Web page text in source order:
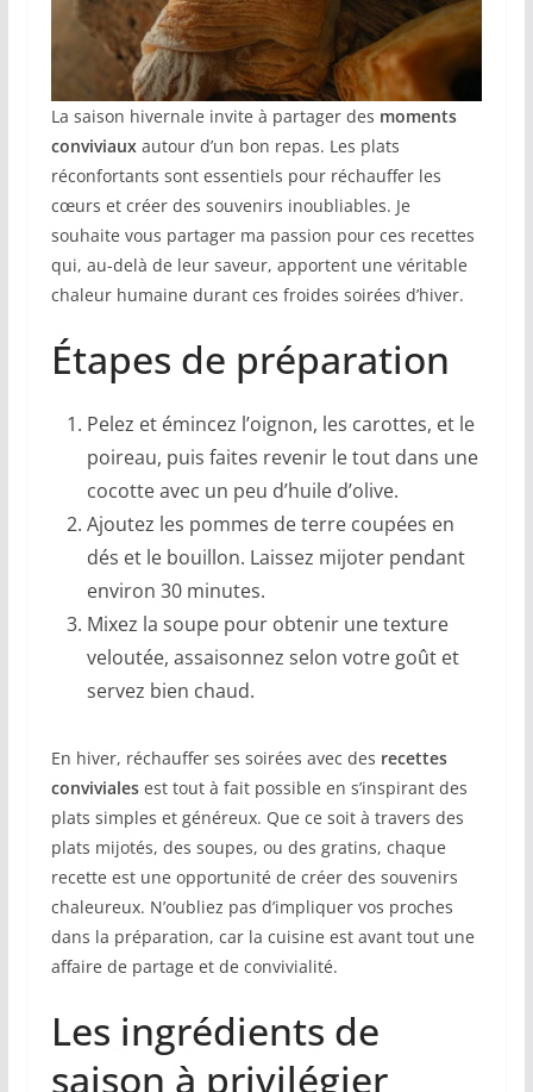
La saison hivernale invite à partager des moments
conviviauxautour d’un bon repas. Les plats
réconfortants sont essentiels pour réchauffer les
cœurs et créer des souvenirs inoubliables. Je
souhaite vous partager ma passion pour ces recettes
qui, au-delà de leur saveur, apportent une véritable
chaleur humaine durant ces froides soirées d’hiver.
Étapes de préparation
Pelez et émincez l’oignon, les carottes, et le
poireau, puis faites revenir le tout dans une
cocotte avec un peu d’huile d’olive.
Ajoutez les pommes de terre coupées en
dés et le bouillon. Laissez mijoter pendant
environ 30 minutes.
Mixez la soupe pour obtenir une texture
veloutée, assaisonnez selon votre goût et
servez bien chaud.
En hiver, réchauffer ses soirées avec des recettes
convivialesest tout à fait possible en s’inspirant des
plats simples et généreux. Que ce soit à travers des
plats mijotés, des soupes, ou des gratins, chaque
recette est une opportunité de créer des souvenirs
chaleureux. N’oubliez pas d’impliquer vos proches
dans la préparation, car la cuisine est avant tout une
affaire de partage et de convivialité.
Les ingrédients de
saison à privilégier